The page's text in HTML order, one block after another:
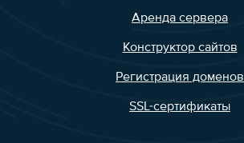
Аренда сервера
Конструктор сайтов
Регистрация доменов
SSL-сертификаты